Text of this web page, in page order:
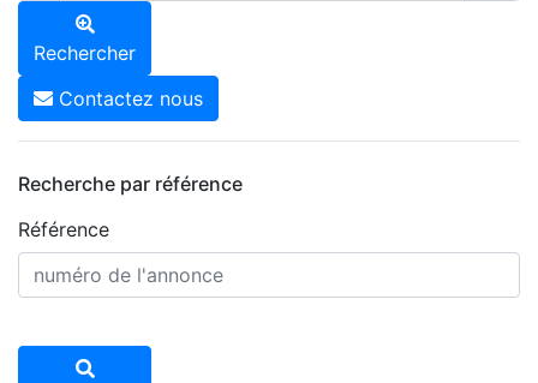
Rechercher
Contactez nous
Recherche par référence
Référence